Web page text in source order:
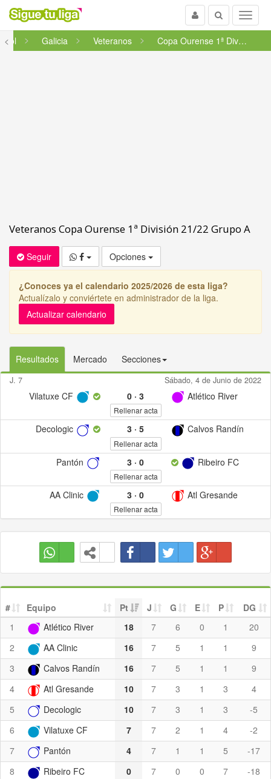
Menu
Buscar
Usuario
<
Galicia Veteranos Copa Ourense 1ª División 21/...
Veteranos Copa Ourense 1ª División 21/22 Grupo A
Seguir Opciones
¿Conoces ya el calendario 2025/2026 de esta liga?
Actualízalo y conviértete en administrador de la liga.
Actualizar calendario
Resultados Mercado Secciones
J. 7 Sábado, 4 de Junio de 2022
Vilatuxe CF 0· 3 Atlético River
Rellenar acta
Decologic 3· 5 Calvos Randín
Rellenar acta
Pantón 3· 0 Ribeiro FC
Rellenar acta
AA Clinic 3· 0 Atl Gresande
Rellenar acta
# Equipo Pt J G E P
DG
1
Atlético River 18 7 6 0 1
20
2
AA Clinic 16 7 5 1 1
9
3
Calvos Randín 16 7 5 1 1
9
4
Atl Gresande 10 7 3 1 3
4
5
Decologic 10 7 3 1 3
-5
6
Vilatuxe CF 7 7 2 1 4
-2
7
Pantón 4 7 1 1 5
-17
8
Ribeiro FC 0 7 0 0 7 -18